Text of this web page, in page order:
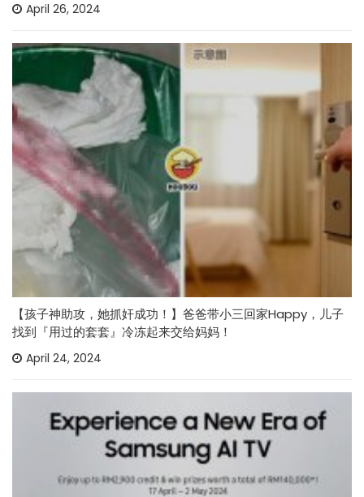
April 26, 2024
【孩子神助攻，她抓奸成功！】爸爸带小三回家Happy，儿子
找到『用过的套套』冷冻起来交给妈妈！
April 24, 2024